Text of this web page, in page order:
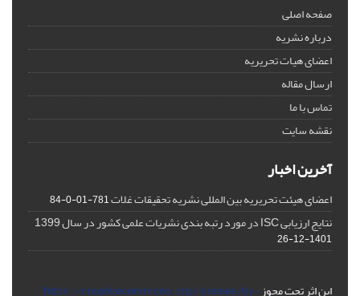
صفحه اصلی
درباره نشریه
اعضای هیات تحریریه
ارسال مقاله
تماس با ما
نقشه سایت
آخرین اخبار
اعضای هیئت تحریریه بین المللی نشریه تحقیقات غلات781-01-0-84
نتایج ارزیابی ISC در مورد رتبه بندی نشریات علمی کشور در سال 1399
1401-12-26
این اثر تحت مجوزhttps://creativecommons.org/licenses/by-